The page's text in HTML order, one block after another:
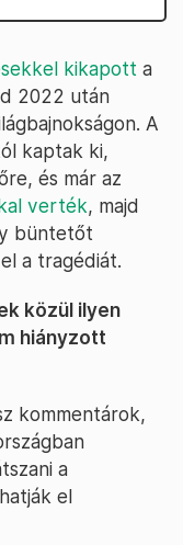
kikapott a
2022 után
A
kaptak ki,
és már az
verték, majd
büntetőt
a tragédiát.
közül ilyen
hiányzott
kommentárok,
a
el